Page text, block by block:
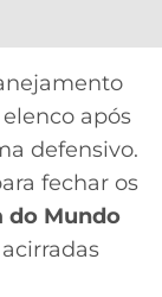
após
defensivo.
fechar os
do Mundo